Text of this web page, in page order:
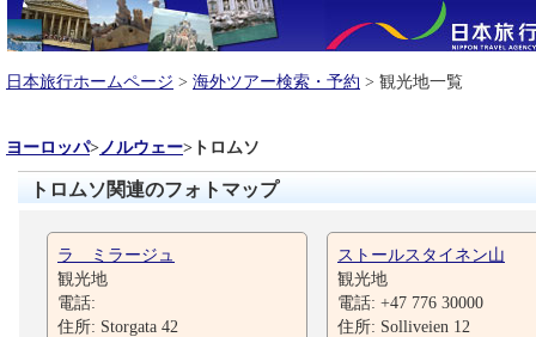
日本旅行ホームページ > 海外ツアー検索・予約 > 観光地一覧
ヨーロッパ>ノルウェー> トロムソ
トロムソ関連のフォトマップ
ラ ミラージュ
観光地
電話:
住所: Storgata 42
ストールスタイネン山
観光地
電話: +47 776 30000
住所: Solliveien 12